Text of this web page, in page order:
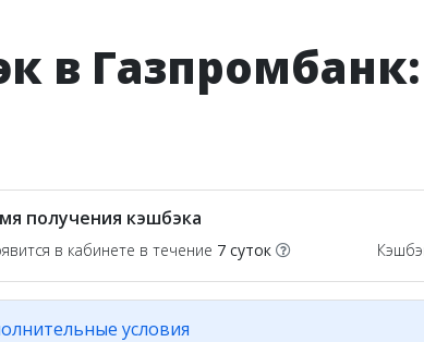
в
получения кэшбэка
в кабинете в течение 7 суток
условия